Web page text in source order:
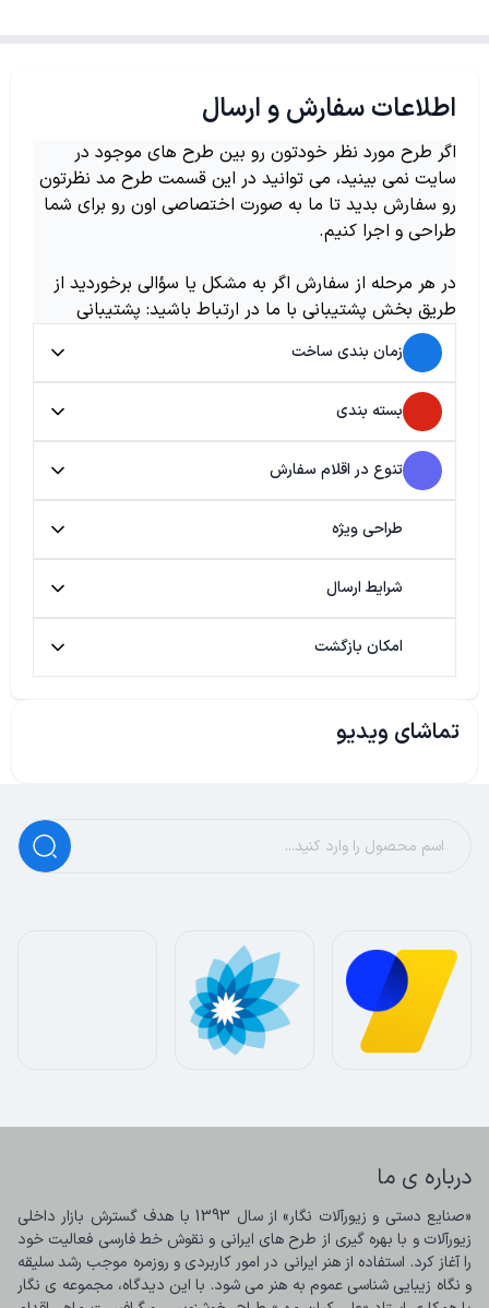
اطلاعات سفارش و ارسال
اگر طرح مورد نظر خودتون رو بین طرح های موجود در
سایت نمی بینید، می توانید در این قسمت طرح مد نظرتون
رو سفارش بدید تا ما به صورت اختصاصی اون رو برای شما
طراحی و اجرا کنیم.
در هر مرحله از سفارش اگر به مشکل یا سؤالی برخوردید از
طریق بخش پشتیبانی با ما در ارتباط باشید: پشتیبانی
زمان بندی ساخت
بسته بندی
تنوع در اقلام سفارش
طراحی ویژه
شرایط ارسال
امکان بازگشت
تماشای ویدیو
درباره ی ما